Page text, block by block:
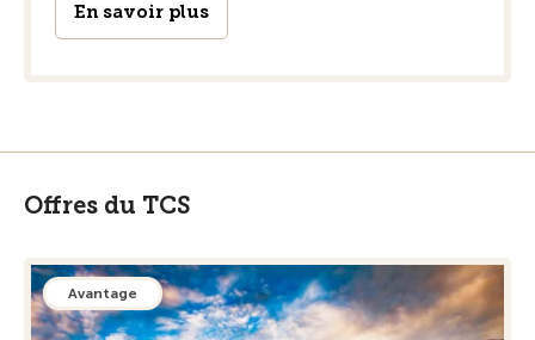
En savoir plus
Offres du TCS
Avantage